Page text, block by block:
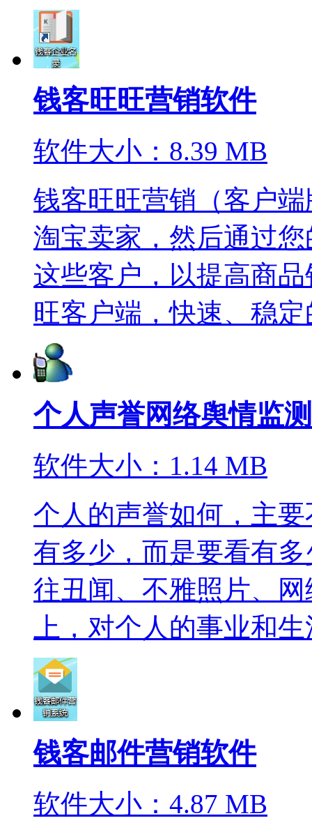
钱客旺旺营销软件
软件大小：8.39 MB
钱客旺旺营销（客户
淘宝卖家，然后通过
这些客户，以提高商
旺客户端，快速、稳定
个人声誉网络舆情监
软件大小：1.14 MB
个人的声誉如何，主
有多少，而是要看有
往丑闻、不雅照片、
上，对个人的事业和
钱客邮件营销软件
软件大小：4.87 MB